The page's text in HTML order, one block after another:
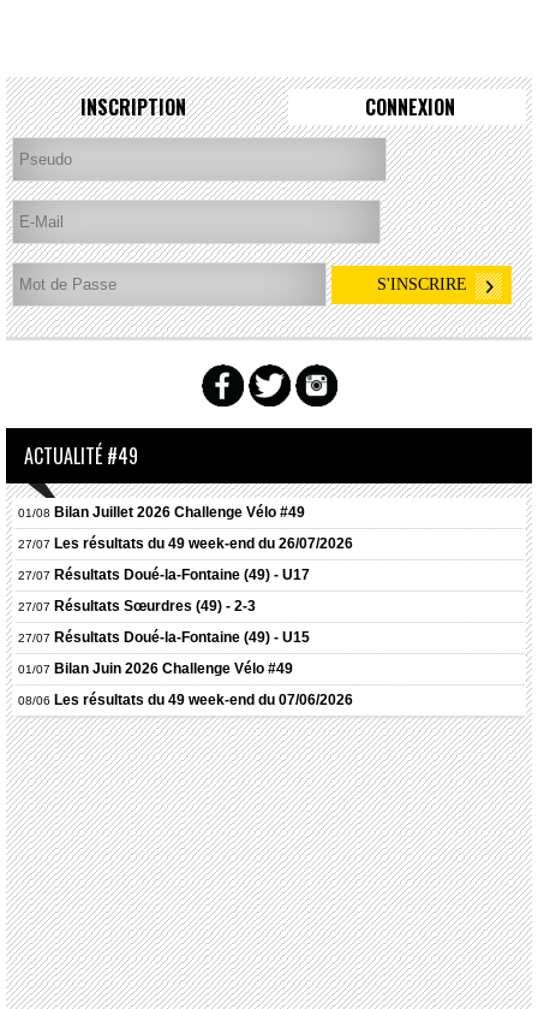
INSCRIPTION CONNEXION
ACTUALITÉ #49
01/08 Bilan Juillet 2026 Challenge Vélo #49
27/07 Les résultats du 49 week-end du 26/07/2026
27/07 Résultats Doué-la-Fontaine (49) - U17
27/07 Résultats Sœurdres (49) - 2-3
27/07 Résultats Doué-la-Fontaine (49) - U15
01/07 Bilan Juin 2026 Challenge Vélo #49
08/06 Les résultats du 49 week-end du 07/06/2026